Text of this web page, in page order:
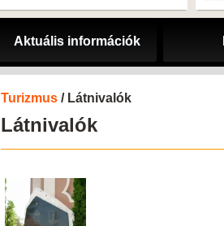
Aktuális információk
Turizmus / Látnivalók
Látnivalók